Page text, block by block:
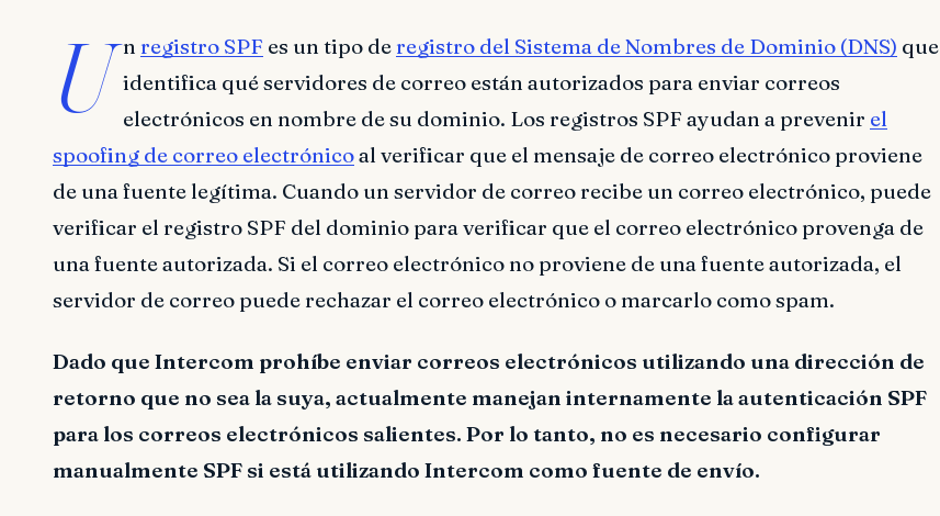
U n registro SPF es un tipo de registro del Sistema de Nombres de Dominio (DNS) que
identifica qué servidores de correo están autorizados para enviar correos
electrónicos en nombre de su dominio. Los registros SPF ayudan a prevenir el
spoofing de correo electrónicoal verificar que el mensaje de correo electrónico proviene
de una fuente legítima. Cuando un servidor de correo recibe un correo electrónico, puede
verificar el registro SPF del dominio para verificar que el correo electrónico provenga de
una fuente autorizada. Si el correo electrónico no proviene de una fuente autorizada, el
servidor de correo puede rechazar el correo electrónico o marcarlo como spam.
Dado que Intercom prohíbe enviar correos electrónicos utilizando una dirección de
retorno que no sea la suya, actualmente manejan internamente la autenticación SPF
para los correos electrónicos salientes. Por lo tanto, no es necesario configurar
manualmente SPF si está utilizando Intercom como fuente de envío.